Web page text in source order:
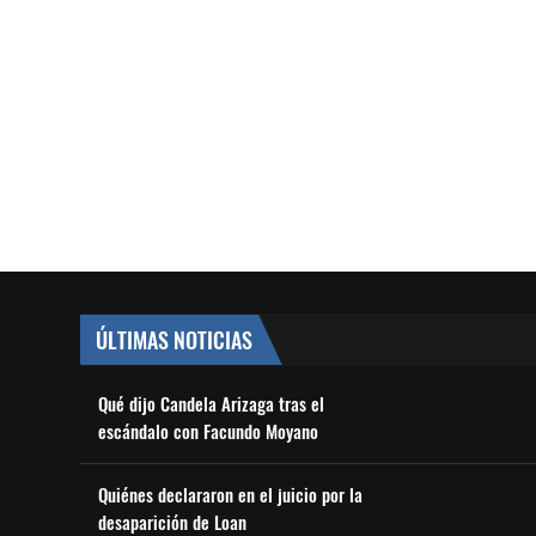
ÚLTIMAS NOTICIAS
Qué dijo Candela Arizaga tras el
escándalo con Facundo Moyano
Quiénes declararon en el juicio por la
desaparición de Loan